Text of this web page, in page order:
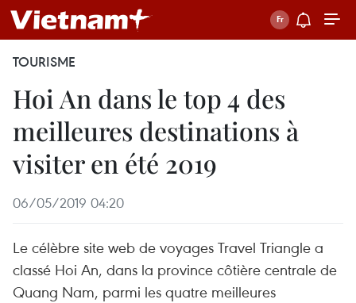
TOURISME
Hoi An dans le top 4 des
meilleures destinations à
visiter en été 2019
06/05/2019 04:20
Le célèbre site web de voyages Travel Triangle a
classé Hoi An, dans la province côtière centrale de
Quang Nam, parmi les quatre meilleures